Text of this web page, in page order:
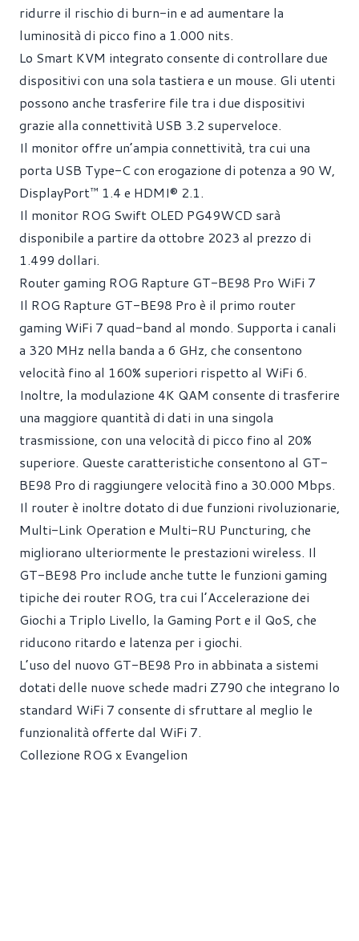
ridurre il rischio di burn-in e ad aumentare la
luminosità di picco fino a 1.000 nits.
Lo Smart KVM integrato consente di controllare due
dispositivi con una sola tastiera e un mouse. Gli utenti
possono anche trasferire file tra i due dispositivi
grazie alla connettività USB 3.2 superveloce.
Il monitor offre un’ampia connettività, tra cui una
porta USB Type-C con erogazione di potenza a 90 W,
DisplayPort™ 1.4 e HDMI® 2.1.
Il monitor ROG Swift OLED PG49WCD sarà
disponibile a partire da ottobre 2023 al prezzo di
1.499 dollari.
Router gaming ROG Rapture GT-BE98 Pro WiFi 7
Il ROG Rapture GT-BE98 Pro è il primo router
gaming WiFi 7 quad-band al mondo. Supporta i canali
a 320 MHz nella banda a 6 GHz, che consentono
velocità fino al 160% superiori rispetto al WiFi 6.
Inoltre, la modulazione 4K QAM consente di trasferire
una maggiore quantità di dati in una singola
trasmissione, con una velocità di picco fino al 20%
superiore. Queste caratteristiche consentono al GT-
BE98 Pro di raggiungere velocità fino a 30.000 Mbps.
Il router è inoltre dotato di due funzioni rivoluzionarie,
Multi-Link Operation e Multi-RU Puncturing, che
migliorano ulteriormente le prestazioni wireless. Il
GT-BE98 Pro include anche tutte le funzioni gaming
tipiche dei router ROG, tra cui l’Accelerazione dei
Giochi a Triplo Livello, la Gaming Port e il QoS, che
riducono ritardo e latenza per i giochi.
L’uso del nuovo GT-BE98 Pro in abbinata a sistemi
dotati delle nuove schede madri Z790 che integrano lo
standard WiFi 7 consente di sfruttare al meglio le
funzionalità offerte dal WiFi 7.
Collezione ROG x Evangelion